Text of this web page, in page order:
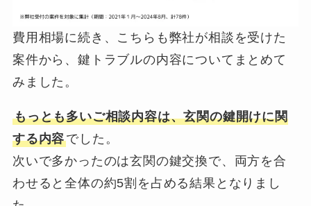
費用相場に続き、こちらも弊社が相談を受けた
案件から、鍵トラブルの内容についてまとめて
みました。
もっとも多いご相談内容は、玄関の鍵開けに関
する内容でした。
次いで多かったのは玄関の鍵交換で、両方を合
わせると全体の約5割を占める結果となりまし